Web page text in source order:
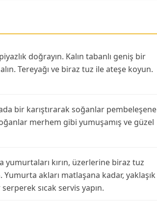
doğrayın. Kalın tabanlı geniş bir
Tereyağı ve biraz tuz ile ateşe koyun.
bir karıştı­rarak soğanlar pembeleşene
merhem gibi yumuşamış ve güzel
yumurtaları kırın, üzerlerine biraz tuz
Yumurta akları matlaşana ka­dar, yaklaşık
sıcak servis yapın.